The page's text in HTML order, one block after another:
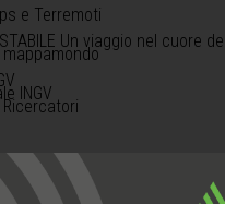
e Terremoti
Un viaggio nel cuore
INGV